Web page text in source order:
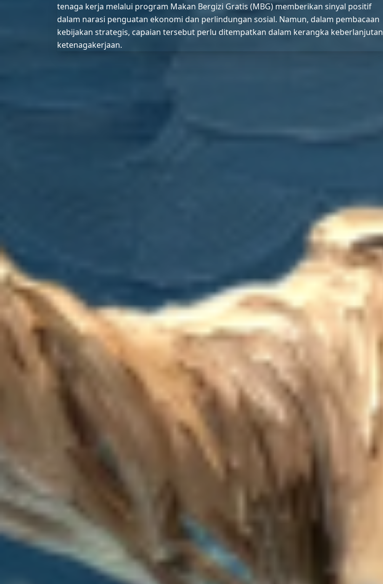
tenaga kerja melalui program Makan Bergizi Gratis (MBG) memberikan sinyal positif
dalam narasi penguatan ekonomi dan perlindungan sosial. Namun, dalam pembacaan
kebijakan strategis, capaian tersebut perlu ditempatkan dalam kerangka keberlanjutan
ketenagakerjaan.